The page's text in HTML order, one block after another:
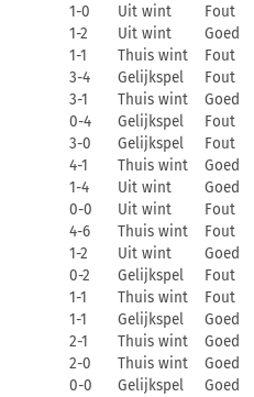
1-0 Uit wint
Fout
1-2 Uit wint
Goed
1-1 Thuis wint
Fout
3-4 Gelijkspel
Fout
3-1 Thuis wint
Goed
0-4 Gelijkspel
Fout
3-0 Gelijkspel
Fout
4-1 Thuis wint
Goed
1-4 Uit wint
Goed
0-0 Uit wint
Fout
4-6 Thuis wint
Fout
1-2 Uit wint
Goed
0-2 Gelijkspel
Fout
1-1 Thuis wint
Fout
1-1 Gelijkspel
Goed
2-1 Thuis wint
Goed
2-0 Thuis wint
Goed
0-0 Gelijkspel
Goed